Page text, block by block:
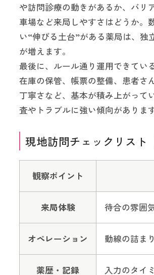
や訪問診療の動きがあるか、バリ
車場など来局しやすさはどうか。
い“伸びる土台”がある薬局は、独
が増えます。
最後に、ルール通り運用できてい
在庫の保管、帳票の整備、患者さ
丁寧さなど、基本が積み上がって
査やトラブルに強い傾向があります
現地訪問チェックリスト
観察ポイント
来局体験 待合の雰囲
オペレーション 動線の詰ま
薬歴・記録 入力のタイ